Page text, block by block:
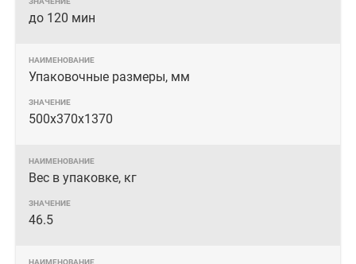
до 120 мин
Упаковочные размеры, мм
500х370х1370
Вес в упаковке, кг
46.5